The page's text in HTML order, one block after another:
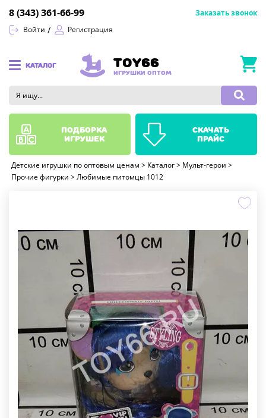
Войти Регистрация
8 (343) 361-66-99 Заказать звонок
КАТАЛОГ TOY66
ИГРУШКИ ОПТОМ
Детские игрушки по оптовым ценам > Каталог > Мульт-герои >
Прочие фигурки > Любимые питомцы 1012
подборка
игрушек
скачать
прайс